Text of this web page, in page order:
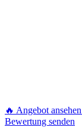
🔥 Angebot ansehen
Bewertung senden